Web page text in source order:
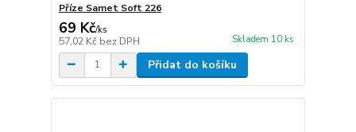
Příze Samet Soft 226
69 Kč/ks
57,02 Kč bez DPH Skladem 10 ks
Přidat do košíku